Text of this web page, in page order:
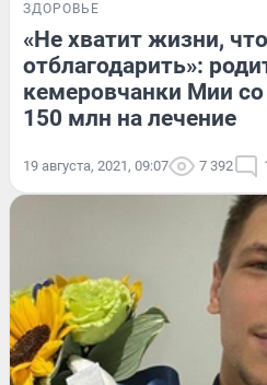
ЗДОРОВЬЕ
«Не хватит жизни,
отблагодарить»:
кемеровчанки Мии
150 млн на лечение
19 августа, 2021, 09:07 7 392